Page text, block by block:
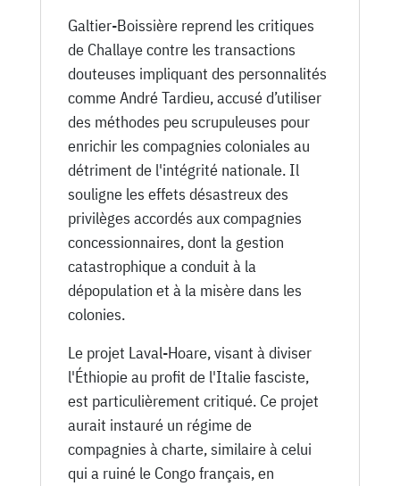
Galtier-Boissière reprend les critiques
de Challaye contre les transactions
douteuses impliquant des personnalités
comme André Tardieu, accusé d’utiliser
des méthodes peu scrupuleuses pour
enrichir les compagnies coloniales au
détriment de l'intégrité nationale. Il
souligne les effets désastreux des
privilèges accordés aux compagnies
concessionnaires, dont la gestion
catastrophique a conduit à la
dépopulation et à la misère dans les
colonies.
Le projet Laval-Hoare, visant à diviser
l'Éthiopie au profit de l'Italie fasciste,
est particulièrement critiqué. Ce projet
aurait instauré un régime de
compagnies à charte, similaire à celui
qui a ruiné le Congo français, en